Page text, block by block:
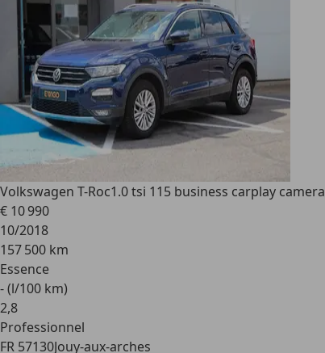
Volkswagen T-Roc1.0 tsi 115 business carplay camera
€ 10 990
10/2018
157 500 km
Essence
- (l/100 km)
2,8
Professionnel
FR 57130Jouy-aux-arches